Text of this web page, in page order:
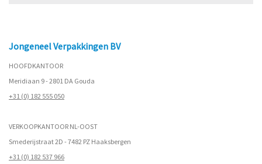
Jongeneel Verpakkingen BV
HOOFDKANTOOR
Meridiaan 9 - 2801 DA Gouda
+31 (0) 182 555 050
VERKOOPKANTOOR NL-OOST
Smederijstraat 2D - 7482 PZ Haaksbergen
+31 (0) 182 537 966